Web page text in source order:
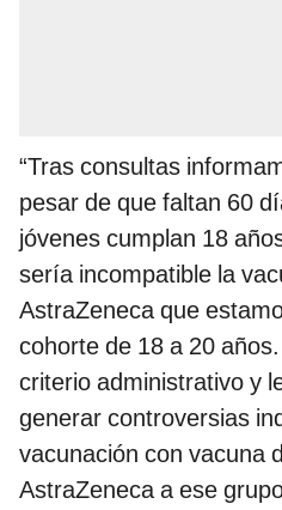
“Tras consultas
pesar de que faltan 60
jóvenes cumplan 18
sería incompatible la
AstraZeneca que
cohorte de 18 a 20
criterio administrativo y
generar controversias
vacunación con vacuna
AstraZeneca a ese